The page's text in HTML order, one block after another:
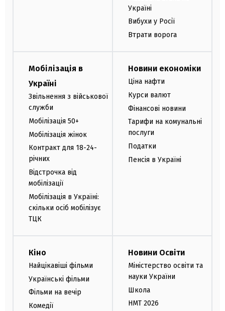
Україні
Вибухи у Росії
Втрати ворога
Мобілізація в
Україні
Звільнення з військової
служби
Мобілізація 50+
Мобілізація жінок
Контракт для 18-24-
річних
Відстрочка від
мобілізації
Мобілізація в Україні:
скільки осіб мобілізує
ТЦК
Новини економіки
Ціна нафти
Курси валют
Фінансові новини
Тарифи на комунальні
послуги
Податки
Пенсія в Україні
Кіно
Найцікавіші фільми
Українські фільми
Фільми на вечір
Комедії
Новини Освіти
Міністерство освіти та
науки України
Школа
НМТ 2026